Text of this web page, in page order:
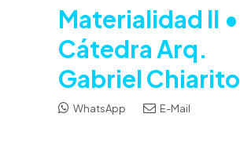
Materialidad II •
Cátedra Arq.
Gabriel Chiarito
WhatsApp E-Mail